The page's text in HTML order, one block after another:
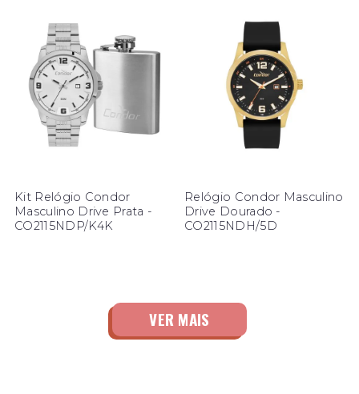
Kit Relógio Condor
Masculino Drive Prata -
CO2115NDP/K4K
Relógio Condor Masculino
Drive Dourado -
CO2115NDH/5D